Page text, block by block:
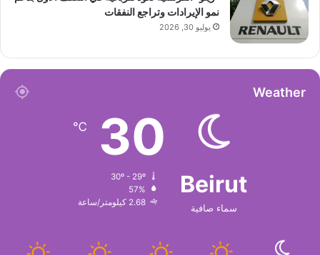
نمو الإيرادات وتراجع النفقات
يوليو 30, 2026
Weather
Beirut
سماء صافية
30
℃
57%
2.68 كيلومتر/ساعة